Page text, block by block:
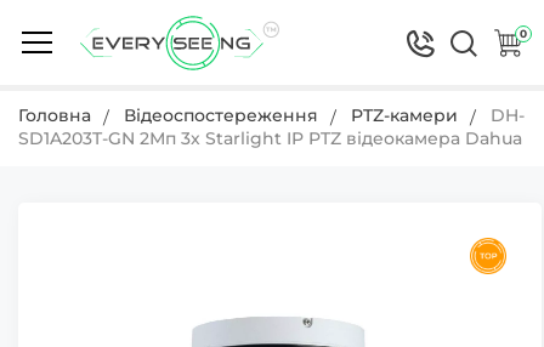
0
Головна Відеоспостереження PTZ-камери
DH-
SD1A203T-GN 2Мп 3х Starlight IP PTZ відеокамера Dahua